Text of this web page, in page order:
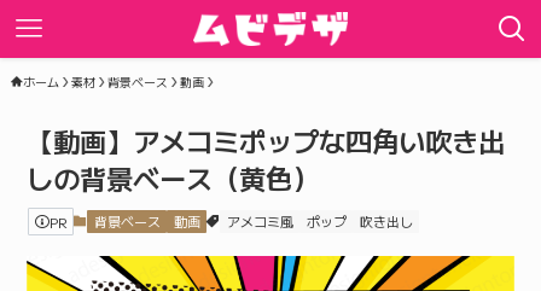
ホーム 素材 背景ベース 動画
【動画】アメコミポップな四角い吹き出
しの背景ベース（黄色）
PR 背景ベース 動画 アメコミ風 ポップ 吹き出し